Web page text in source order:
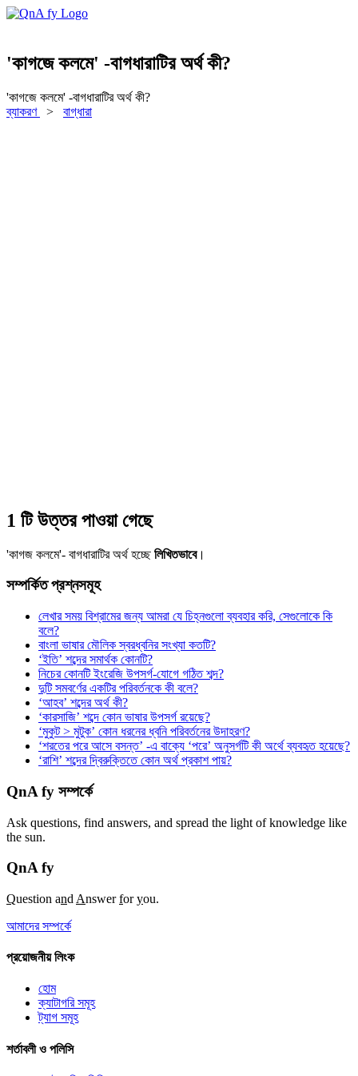
'কাগজে কলমে' -বাগধারাটির অর্থ কী?
'কাগজে কলমে' -বাগধারাটির অর্থ কী?
ব্যাকরণ
> বাগ্‌ধারা
1 টি উত্তর পাওয়া গেছে
'কাগজ কলমে'- বাগধারাটির অর্থ হচ্ছে লিখিতভাবে।
সম্পর্কিত প্রশ্নসমূহ
লেখার সময় বিশ্রামের জন্য আমরা যে চিহ্নগুলো ব্যবহার করি, সেগুলোকে কি
বলে?
বাংলা ভাষার মৌলিক স্বরধ্বনির সংখ্যা কতটি?
‘ইতি’ শব্দের সমার্থক কোনটি?
নিচের কোনটি ইংরেজি উপসর্গ-যোগে গঠিত শব্দ?
দুটি সমবর্ণের একটির পরিবর্তনকে কী বলে?
‘আহব’ শব্দের অর্থ কী?
‘কারসাজি’ শব্দে কোন ভাষার উপসর্গ রয়েছে?
‘মুকুট > মুটুক’ কোন ধরনের ধ্বনি পরিবর্তনের উদাহরণ?
‘শরতের পরে আসে বসন্ত’ -এ বাক্যে ‘পরে’ অনুসর্গটি কী অর্থে ব্যবহৃত হয়েছে?
‘রাশি’ শব্দের দ্বিরুক্তিতে কোন অর্থ প্রকাশ পায়?
QnA fy সম্পর্কে
Ask questions, find answers, and spread the light of knowledge like
the sun.
QnAfy
Question and Answerforyou.
আমাদের সম্পর্কে
প্রয়োজনীয় লিংক
হোম
ক্যাটাগরি সমূহ
ট্যাগ সমূহ
শর্তাবলী ও পলিসি